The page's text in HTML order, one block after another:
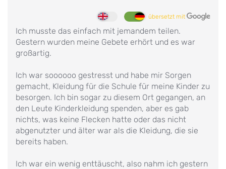
übersetzt mit
Ich musste das einfach mit jemandem teilen.
Gestern wurden meine Gebete erhört und es war
großartig.
Ich war soooooo gestresst und habe mir Sorgen
gemacht, Kleidung für die Schule für meine Kinder zu
besorgen. Ich bin sogar zu diesem Ort gegangen, an
den Leute Kinderkleidung spenden, aber es gab
nichts, was keine Flecken hatte oder das nicht
abgenutzter und älter war als die Kleidung, die sie
bereits haben.
Ich war ein wenig enttäuscht, also nahm ich gestern